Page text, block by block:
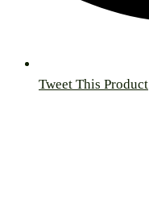
Tweet This Product